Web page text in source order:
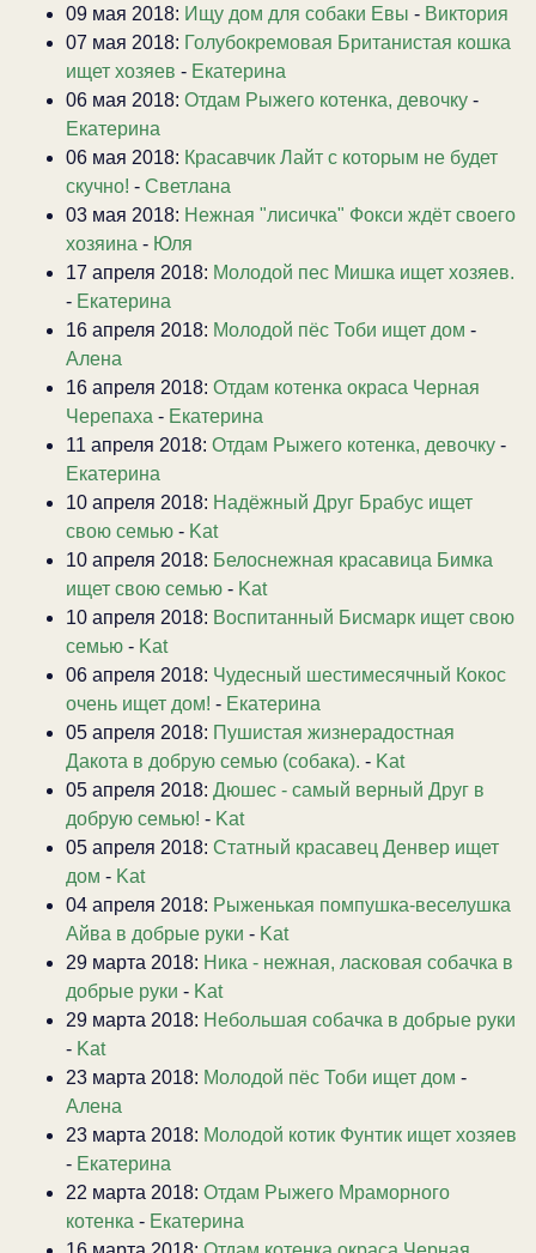
09 мая 2018: Ищу дом для собаки Евы - Виктория
07 мая 2018: Голубокремовая Британистая кошка
ищет хозяев - Екатерина
06 мая 2018: Отдам Рыжего котенка, девочку -
Екатерина
06 мая 2018: Красавчик Лайт с которым не будет
скучно! - Светлана
03 мая 2018: Нежная "лисичка" Фокси ждёт своего
хозяина - Юля
17 апреля 2018: Молодой пес Мишка ищет хозяев.
- Екатерина
16 апреля 2018: Молодой пёс Тоби ищет дом -
Алена
16 апреля 2018: Отдам котенка окраса Черная
Черепаха - Екатерина
11 апреля 2018: Отдам Рыжего котенка, девочку -
Екатерина
10 апреля 2018: Надёжный Друг Брабус ищет
свою семью - Kat
10 апреля 2018: Белоснежная красавица Бимка
ищет свою семью - Kat
10 апреля 2018: Воспитанный Бисмарк ищет свою
семью - Kat
06 апреля 2018: Чудесный шестимесячный Кокос
очень ищет дом! - Екатерина
05 апреля 2018: Пушистая жизнерадостная
Дакота в добрую семью (собака). - Kat
05 апреля 2018: Дюшес - самый верный Друг в
добрую семью! - Kat
05 апреля 2018: Статный красавец Денвер ищет
дом - Kat
04 апреля 2018: Рыженькая помпушка-веселушка
Айва в добрые руки - Kat
29 марта 2018: Ника - нежная, ласковая собачка в
добрые руки - Kat
29 марта 2018: Небольшая собачка в добрые руки
- Kat
23 марта 2018: Молодой пёс Тоби ищет дом -
Алена
23 марта 2018: Молодой котик Фунтик ищет хозяев
- Екатерина
22 марта 2018: Отдам Рыжего Мраморного
котенка - Екатерина